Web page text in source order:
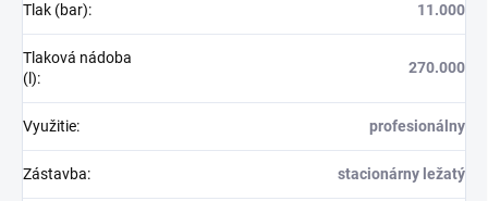
Tlak (bar): 11.000
Tlaková nádoba
(l):
270.000
Využitie: profesionálny
Zástavba: stacionárny ležatý